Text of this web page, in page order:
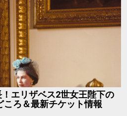
エリザベス2世女王陛下の
ろ＆最新チケット情報